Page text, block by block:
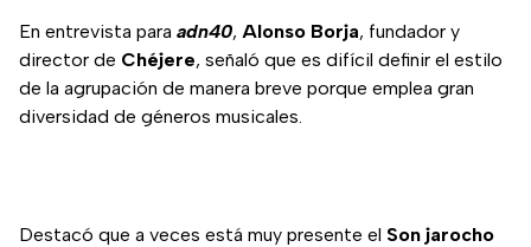
En entrevista para adn40, Alonso Borja, fundador y
director de Chéjere, señaló que es difícil definir el estilo
de la agrupación de manera breve porque emplea gran
diversidad de géneros musicales.
Destacó que a veces está muy presente el Son jarocho